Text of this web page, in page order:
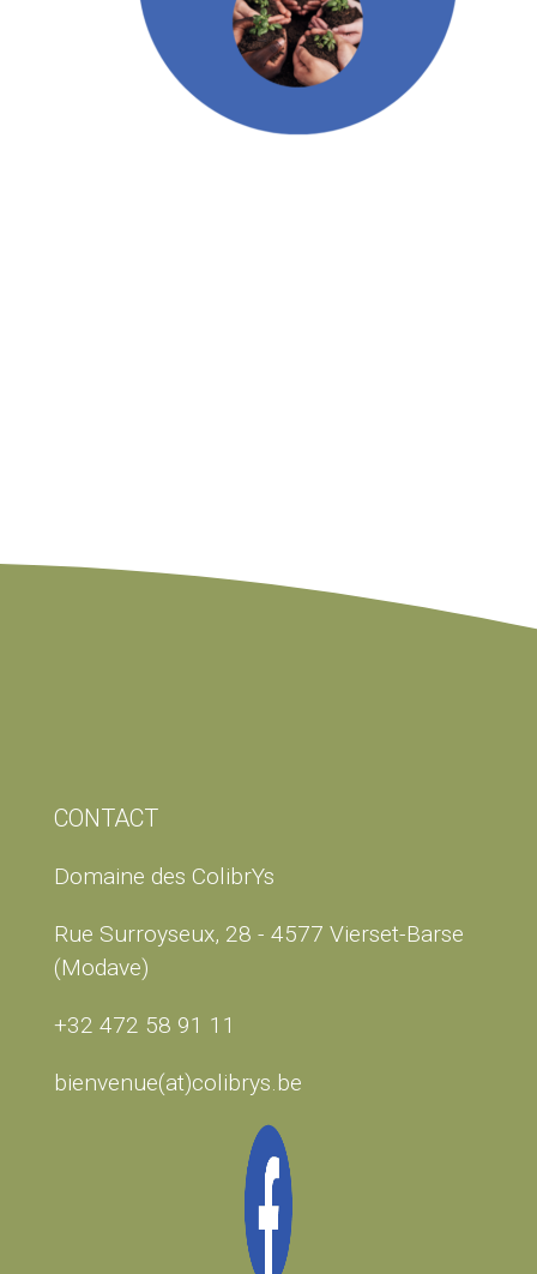
CONTACT
Domaine des ColibrYs
Rue Surroyseux, 28 - 4577 Vierset-Barse
(Modave)
+32 472 58 91 11
bienvenue(at)colibrys.be